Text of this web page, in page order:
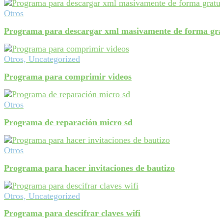
Otros
Programa para descargar xml masivamente de forma
Otros, Uncategorized
Programa para comprimir videos
Otros
Programa de reparación micro sd
Otros
Programa para hacer invitaciones de bautizo
Otros, Uncategorized
Programa para descifrar claves wifi